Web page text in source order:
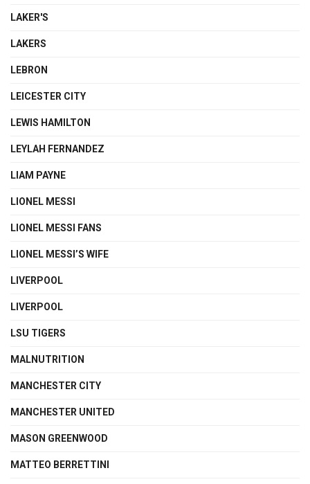
LAKER'S
LAKERS
LEBRON
LEICESTER CITY
LEWIS HAMILTON
LEYLAH FERNANDEZ
LIAM PAYNE
LIONEL MESSI
LIONEL MESSI FANS
LIONEL MESSI’S WIFE
LIVERPOOL
LIVERPOOL
LSU TIGERS
MALNUTRITION
MANCHESTER CITY
MANCHESTER UNITED
MASON GREENWOOD
MATTEO BERRETTINI